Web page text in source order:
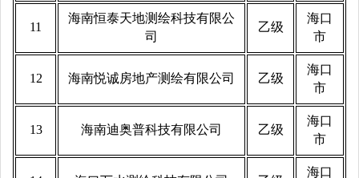
11
海南恒泰天地测绘科技有限公
司
乙级
海口
市
12 海南悦诚房地产测绘有限公司 乙级
海口
市
13 海南迪奥普科技有限公司 乙级
海口
市
海口